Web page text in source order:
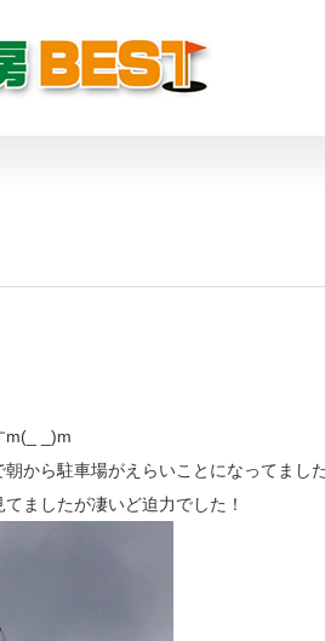
m(_ _)m
から駐車場がえらいことになってまし
ましたが凄いど迫力でした！